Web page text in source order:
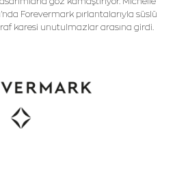
Forevermark pırlantalarıyla süslü
karesi unutulmazlar arasına girdi.